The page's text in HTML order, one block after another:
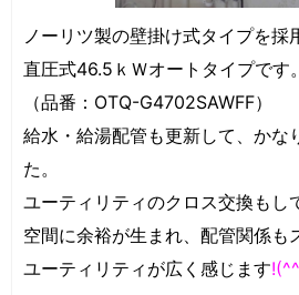
ノーリツ製の壁掛け式タイプを採
直圧式46.5ｋＷオートタイプです。
（品番：OTQ-G4702SAWFF）
給水・ 給湯配管も更新して、かな
た。
ユーティリティのクロス交換もし
空間に余裕が生まれ、配管関係も
ユーティリティが広く感じます